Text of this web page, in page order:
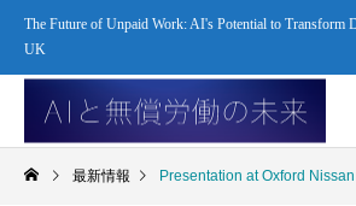
The Future of Unpaid Work: AI's Potential to Transform
UK
最新情報 Presentation at Oxford Nissan Institute：Reforming Capitalism, going digital and going green オッ